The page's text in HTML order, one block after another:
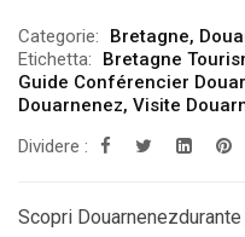
Categorie: Bretagne,
Etichetta:
Bretagne
Guide Conférencier
Douarnenez, Visite
Dividere :
Scopri